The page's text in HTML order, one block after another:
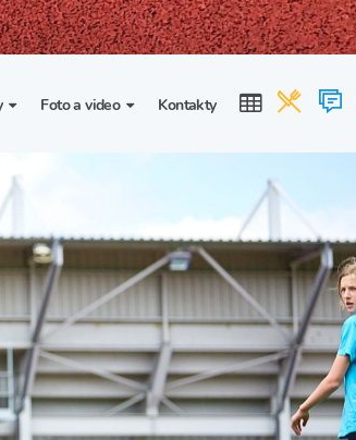
jídelny
Třída I. B Třída I. C
II. A Třída II. C
III. A Třída III. B Třída III. C
IV. A Třída IV. B Třída IV. C
V. A Třída V. B Třída V. C
VI. A Třída VI. B Třída VI. C
Foto a video Kontakty